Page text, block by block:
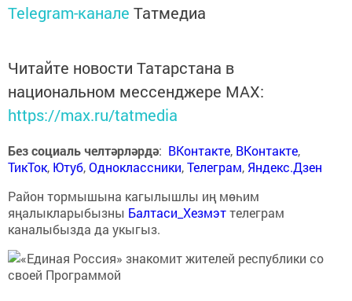
Telegram-канале Татмедиа
Читайте новости Татарстана в
национальном мессенджере MАХ:
https://max.ru/tatmedia
Без социаль челтәрләрдә: ВКонтакте, ВКонтакте,
ТикТок, Ютуб,Одноклассники,Телеграм, Яндекс.Дзен
Район тормышына кагылышлы иң мөһим
яңалыкларыбызны Балтаси_Хезмэттелеграм
каналыбызда да укыгыз.